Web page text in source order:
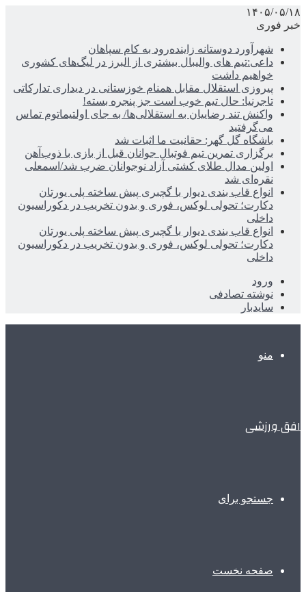
۱۴۰۵/۰۵/۱۸
خبر فوری
شهرآورد دوستانه زاینده‌رود به کام سپاهان
داعی:تیم های والیبال بیشتری از البرز در لیگ‌های کشوری
خواهیم داشت
پیروزی استقلال مقابل همنام خوزستانی در دیداری تدارکاتی
تاجرنیا: حال تیم خوب است جز پنجره بسته!
واکنش تند رضاییان به استقلالی‌ها/ به جای اولتیماتوم تماس
می‌گرفتید
باشگاه گل گهر: حقانیت ما اثبات شد
برگزاری تمرین تیم فوتبال جوانان قبل از بازی با ذوب‌آهن
اولین مدال طلای کشتی آزاد نوجوانان ضرب شد/اسمعلی
نقره‌ای شد
انواع قاب بندی دیوار با گچبری پیش ساخته پلی یورتان
دکارت؛ تحولی لوکس، فوری و بدون تخریب در دکوراسیون
داخلی
انواع قاب بندی دیوار با گچبری پیش ساخته پلی یورتان
دکارت؛ تحولی لوکس، فوری و بدون تخریب در دکوراسیون
داخلی
ورود
نوشته تصادفی
سایدبار
منو
افق ورزشی
جستجو برای
صفحه نخست